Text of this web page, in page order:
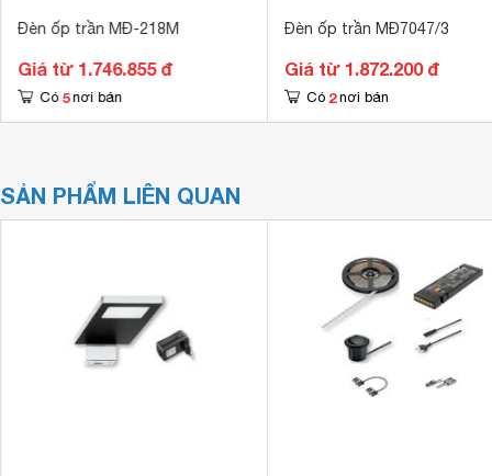
Đèn ốp trần MĐ-218M
Giá từ 1.746.855 đ
Có 5 nơi bán
Đèn ốp trần MĐ7047/3
Giá từ 1.872.200 đ
Có 2 nơi bán
SẢN PHẨM LIÊN QUAN